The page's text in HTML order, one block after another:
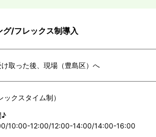
/フレックス制導入
取った後、現場（豊島区）へ
クスタイム制）
♪
10:00-12:00/12:00-14:00/14:00-16:00